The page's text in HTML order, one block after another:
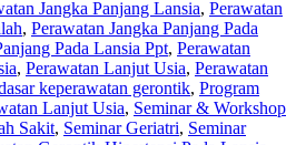
Jangka Panjang Lansia, Perawatan
, Perawatan Jangka Panjang Pada
Pada Lansia Ppt, Perawatan
, Perawatan Lanjut Usia, Perawatan
keperawatan gerontik, Program
Lanjut Usia, Seminar & Workshop
Sakit, Seminar Geriatri, Seminar